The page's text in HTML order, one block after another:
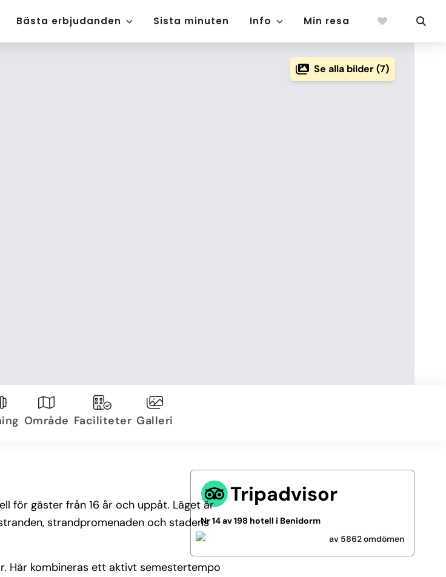
Bästa erbjudanden Sista minuten Info Min resa
Se alla bilder (7)
Område Faciliteter Galleri
för gäster från 16 år och uppåt. Läget är
strandpromenaden och stadens
Här kombineras ett aktivt semestertempo
Tripadvisor
Nr 14 av 198 hotell i Benidorm
av 5862 omdömen